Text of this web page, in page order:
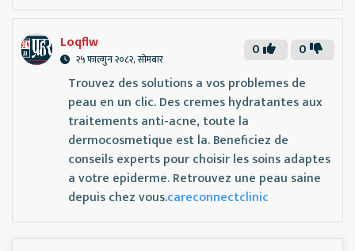
Loqflw
२५ फाल्गुन २०८२, सोमबार 0
0
Trouvez des solutions a vos problemes de
peau en un clic. Des cremes hydratantes aux
traitements anti-acne, toute la
dermocosmetique est la. Beneficiez de
conseils experts pour choisir les soins adaptes
a votre epiderme. Retrouvez une peau saine
depuis chez vous.careconnectclinic